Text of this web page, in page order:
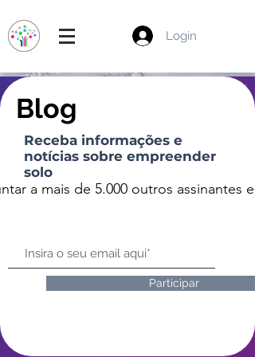
Login
Blog
Receba informações e
notícias sobre empreender
solo
a mais de 5.000 outros assinantes e
Participar